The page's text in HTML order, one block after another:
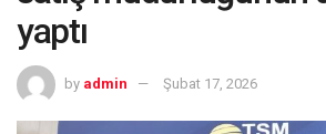
yaptı
by admin Şubat 17, 2026